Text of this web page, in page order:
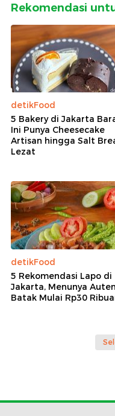
Rekomendasi
detikFood
5 Bakery di Jakarta
Ini Punya Cheesecake
Artisan hingga Salt
Lezat
detikFood
5 Rekomendasi Lapo di
Jakarta, Menunya
Batak Mulai Rp30